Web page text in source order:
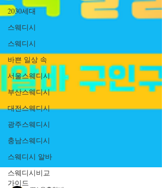
2030세대
스웨디시
스웨디시
바쁜 일상 속
서울스웨디시
부산스웨디시
대전스웨디시
광주스웨디시
충남스웨디시
스웨디시 알바
스웨디시비교
가이드